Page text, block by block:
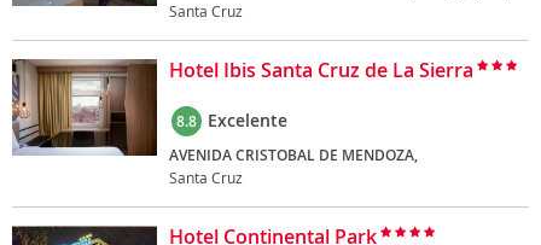
Santa Cruz
Hotel Ibis Santa Cruz de La Sierra
8.8 Excelente
AVENIDA CRISTOBAL DE MENDOZA,
Santa Cruz
Hotel Continental Park